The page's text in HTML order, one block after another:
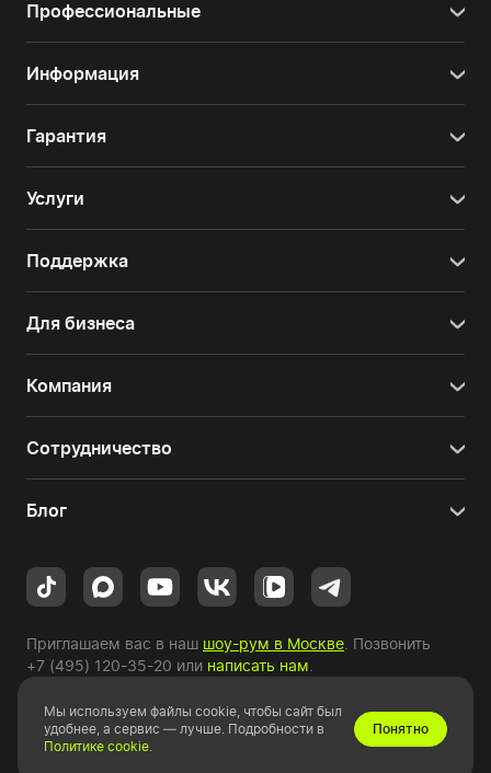
Профессиональные
Информация
Гарантия
Услуги
Поддержка
Для бизнеса
Компания
Сотрудничество
Блог
Приглашаем вас в наш шоу-рум в Москве . Позвонить
+7 (495) 120-35-20 или написать нам
Copyright © 2010-2026 HYPERPC.
Мы используем файлы cookie, чтобы сайт был
удобнее, а сервис — лучше. Подробности в
Политике cookie.
Понятно